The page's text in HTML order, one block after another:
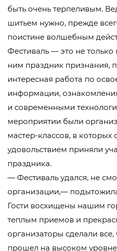
быть очень терпеливым.
шитьем нужно, прежде
поистине волшебным
Фестиваль — это не только
ним праздник признания,
интересная работа по
информации,
и современными
мероприятии были
мастер-классов, в которых
удовольствием приняли
праздника.
— Фестиваль удался, не
организации,—
Гости восхищены нашим
теплым приемов и
организаторы сделали
прошел на высоком